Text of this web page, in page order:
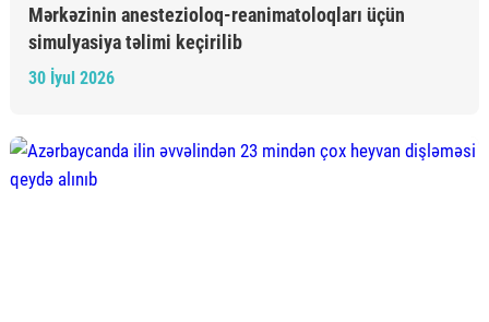
Mərkəzinin anestezioloq-reanimatoloqları üçün
30 İyul 2026